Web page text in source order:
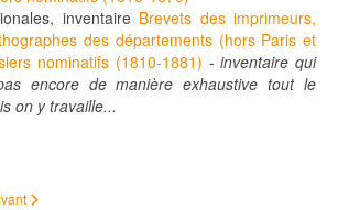
inventaire Brevets des imprimeurs,
des départements (hors Paris et
nominatifs (1810-1881) - inventaire qui
encore de manière exhaustive tout le
on y travaille...
et Alexandre, les tontons russes
suivant : Un prénom